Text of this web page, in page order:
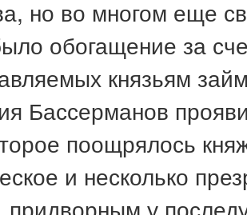
но во многом еще
обогащение за
князьям
Бассерманов
поощрялось
и несколько
придворным у